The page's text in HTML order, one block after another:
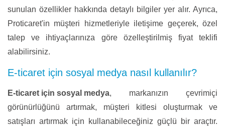
sunulan özellikler hakkında detaylı bilgiler yer alır. Ayrıca,
Proticaret'in müşteri hizmetleriyle iletişime geçerek, özel
talep ve ihtiyaçlarınıza göre özelleştirilmiş fiyat teklifi
alabilirsiniz.
E-ticaret için sosyal medya nasıl kullanılır?
E-ticaret için sosyal medya, markanızın çevrimiçi
görünürlüğünü artırmak, müşteri kitlesi oluşturmak ve
satışları artırmak için kullanabileceğiniz güçlü bir araçtır.